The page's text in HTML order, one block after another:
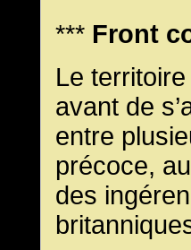
*** Front
Le
avant de
entre
précoce,
des